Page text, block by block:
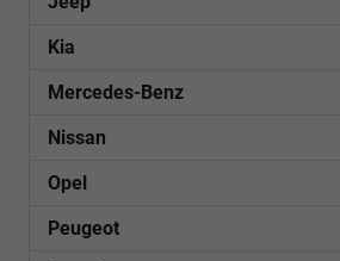
Kia
Mercedes-Benz
Nissan
Opel
Peugeot